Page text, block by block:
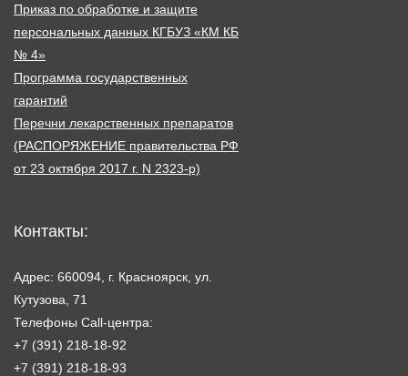
Приказ по обработке и защите
персональных данных КГБУЗ «КМ КБ
№ 4»
Программа государственных
гарантий
Перечни лекарственных препаратов
(РАСПОРЯЖЕНИЕ правительства РФ
от 23 октября 2017 г. N 2323-р)
Контакты:
Адрес: 660094, г. Красноярск, ул.
Кутузова, 71
Телефоны Call-центра:
+7 (391) 218-18-92
+7 (391) 218-18-93